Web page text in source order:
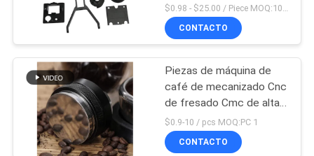
El CNC de cobre
amarillo dio vuelta a
piezas
que trabajan a máquina la
pieza de metal
$0.98 - $25.00 / Piece MOQ:10 piezas
CONTACTO
Piezas de máquina de
café de mecanizado Cnc
de fresado Cmc de alta
precisión de China
$0.9-10 / pcs MOQ:PC 1
CONTACTO